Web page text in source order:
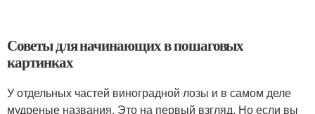
Советы для начинающих в пошаговых
картинках
У отдельных частей виноградной лозы и в самом деле
мудреные названия. Это на первый взгляд. Но если вы